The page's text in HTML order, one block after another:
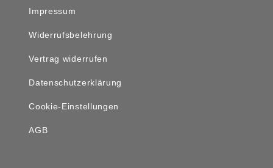
Impressum
Widerrufsbelehrung
Vertrag widerrufen
Datenschutzerklärung
Cookie-Einstellungen
AGB